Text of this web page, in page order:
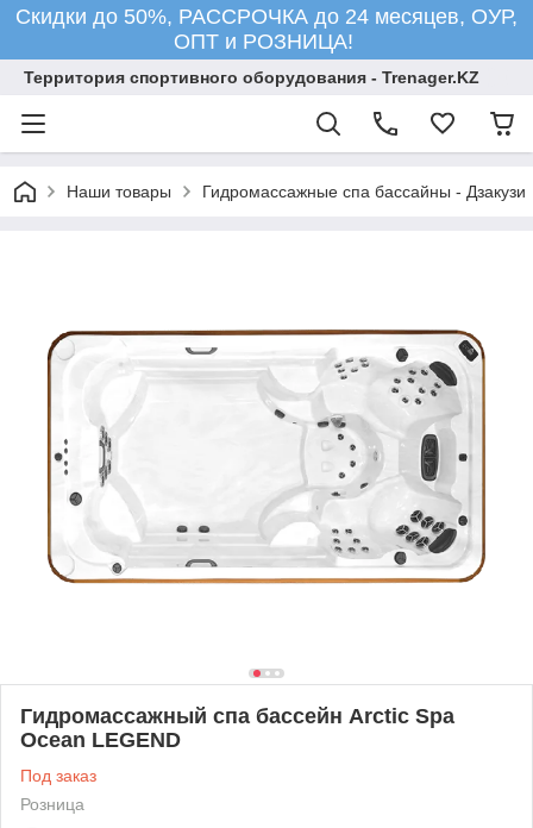
Скидки до 50%, РАССРОЧКА до 24 месяцев, ОУР,
ОПТ и РОЗНИЦА!
Территория спортивного оборудования - Trenager.KZ
Наши товары Гидромассажные спа бассайны - Дзакузи
Гидромассажный спа бассейн Arctic Spa
Ocean LEGEND
Под заказ
Розница